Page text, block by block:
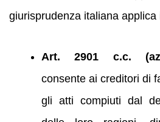
giurisprudenza italiana
Art. 2901 c.c.
consente ai creditori di
gli atti compiuti dal